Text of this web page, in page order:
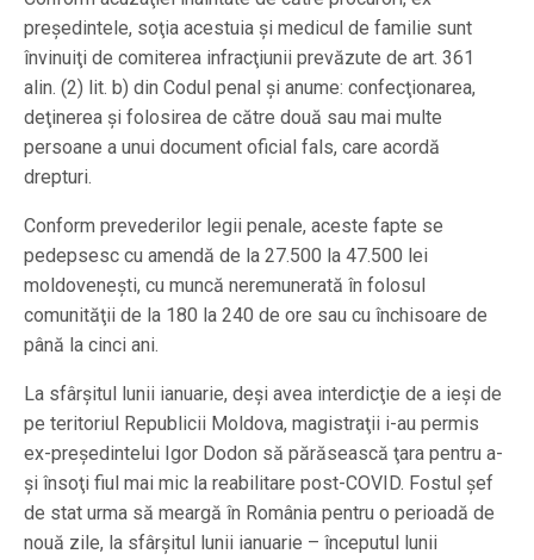
preşedintele, soţia acestuia şi medicul de familie sunt
învinuiţi de comiterea infracţiunii prevăzute de art. 361
alin. (2) lit. b) din Codul penal şi anume: confecţionarea,
deţinerea şi folosirea de către două sau mai multe
persoane a unui document oficial fals, care acordă
drepturi.
Conform prevederilor legii penale, aceste fapte se
pedepsesc cu amendă de la 27.500 la 47.500 lei
moldoveneşti, cu muncă neremunerată în folosul
comunităţii de la 180 la 240 de ore sau cu închisoare de
până la cinci ani.
La sfârşitul lunii ianuarie, deşi avea interdicţie de a ieşi de
pe teritoriul Republicii Moldova, magistraţii i-au permis
ex-preşedintelui Igor Dodon să părăsească ţara pentru a-
şi însoţi fiul mai mic la reabilitare post-COVID. Fostul şef
de stat urma să meargă în România pentru o perioadă de
nouă zile, la sfârşitul lunii ianuarie – începutul lunii